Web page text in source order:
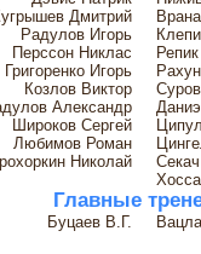
Дмитрий
Радулов Игорь
Перссон Никлас
Григоренко Игорь
Козлов Виктор
Александр
Широков Сергей
Любимов Роман
Николай
Главные
Буцаев В.Г.